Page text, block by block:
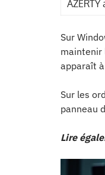
Sur
maintenir
apparaît
Sur les
panneau
Lire